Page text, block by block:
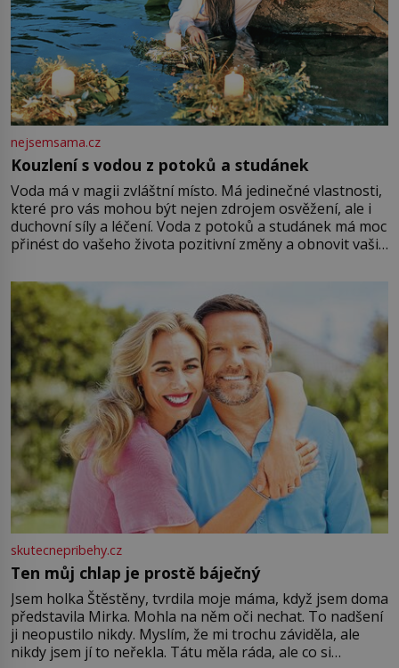
nejsemsama.cz
Kouzlení s vodou z potoků a studánek
Voda má v magii zvláštní místo. Má jedinečné vlastnosti,
které pro vás mohou být nejen zdrojem osvěžení, ale i
duchovní síly a léčení. Voda z potoků a studánek má moc
přinést do vašeho života pozitivní změny a obnovit vaši
můžete obohatit své rituály a přinést do svého života
větší harmonii a klid. Je důležité
skutecnepribehy.cz
Ten můj chlap je prostě báječný
Jsem holka Štěstěny, tvrdila moje máma, když jsem doma
představila Mirka. Mohla na něm oči nechat. To nadšení
ji neopustilo nikdy. Myslím, že mi trochu záviděla, ale
nikdy jsem jí to neřekla. Tátu měla ráda, ale co si